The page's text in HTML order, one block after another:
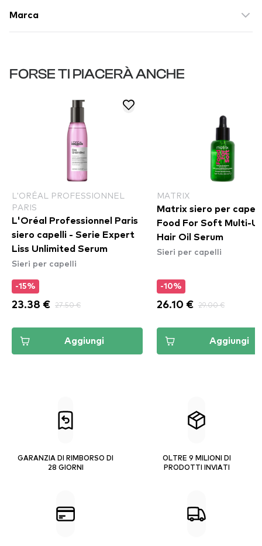
Marca
FORSE TI PIACERÀ ANCHE
L'ORÉAL PROFESSIONNEL
PARIS
L'Oréal Professionnel Paris
siero capelli - Serie Expert
Liss Unlimited Serum
Sieri per capelli
-15%
23.38 € 27.50 €
Aggiungi
MATRIX
Matrix siero per
Food For Soft Multi-
Hair Oil Serum
Sieri per capelli
-10%
26.10 € 29.00 €
Aggiungi
GARANZIA DI RIMBORSO DI
28 GIORNI
OLTRE 9 MILIONI DI
PRODOTTI INVIATI